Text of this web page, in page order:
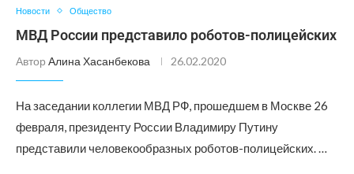
Новости Общество
МВД России представило роботов-полицейских
Автор Алина Хасанбекова 26.02.2020
На заседании коллегии МВД РФ, прошедшем в Москве 26
февраля, президенту России Владимиру Путину
представили человекообразных роботов-полицейских. …